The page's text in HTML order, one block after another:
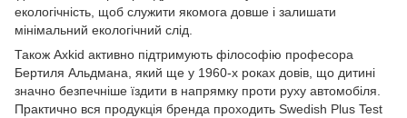
екологічність, щоб служити якомога довше і залишати
мінімальний екологічний слід.
Також Axkid активно підтримують філософію професора
Бертиля Альдмана, який ще у 1960-х роках довів, що дитині
значно безпечніше їздити в напрямку проти руху автомобіля.
Практично вся продукція бренда проходить Swedish Plus Test